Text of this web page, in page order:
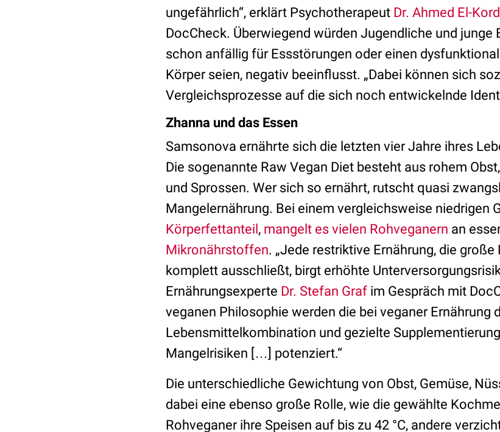
ungefährlich“, erklärt Psychotherapeut Dr. Ahmed El-
DocCheck. Überwiegend würden Jugendliche und junge
schon anfällig für Essstörungen oder einen
Körper seien, negativ beeinflusst. „Dabei können sich
Vergleichsprozesse auf die sich noch entwickelnde
Zhanna und das Essen
Samsonova ernährte sich die letzten vier Jahre ihres
Die sogenannte Raw Vegan Diet besteht aus rohem
und Sprossen. Wer sich so ernährt, rutscht quasi
Mangelernährung. Bei einem vergleichsweise niedrigen
Körperfettanteil, mangelt es vielen Rohveganern an
Mikronährstoffen. „Jede restriktive Ernährung, die
komplett ausschließt, birgt erhöhte
Ernährungsexperte Dr. Stefan Graf im Gespräch mit
veganen Philosophie werden die bei veganer Ernährung
Lebensmittelkombination und gezielte
Mangelrisiken […] potenziert.“
Die unterschiedliche Gewichtung von Obst, Gemüse,
dabei eine ebenso große Rolle, wie die gewählte
Rohveganer ihre Speisen auf bis zu 42 °C, andere